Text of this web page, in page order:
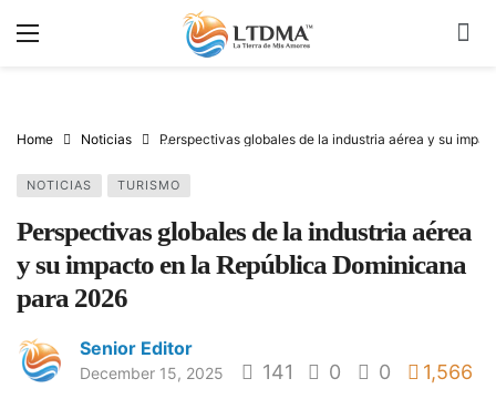
Home Noticias Perspectivas globales de la industria aérea y su
NOTICIAS TURISMO
Perspectivas globales de la industria aérea
y su impacto en la República Dominicana
para 2026
Senior Editor
December 15, 2025 141 0 0 1,566